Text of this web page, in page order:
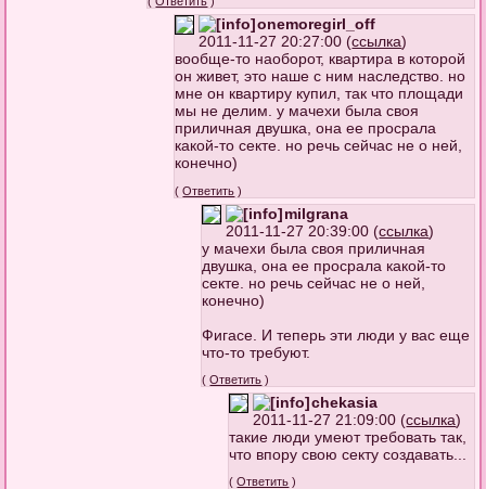
onemoregirl_off
2011-11-27 20:27:00 (ссылка)
вообще-то наоборот, квартира в которой
он живет, это наше с ним наследство. но
мне он квартиру купил, так что площади
мы не делим. у мачехи была своя
приличная двушка, она ее просрала
какой-то секте. но речь сейчас не о ней,
конечно)
(Ответить )
milgrana
2011-11-27 20:39:00 (ссылка)
у мачехи была своя приличная
двушка, она ее просрала какой-то
секте. но речь сейчас не о ней,
конечно)
Фигасе. И теперь эти люди у вас еще
что-то требуют.
(Ответить )
chekasia
2011-11-27 21:09:00 (ссылка)
такие люди умеют требовать так,
что впору свою секту создавать...
(Ответить )